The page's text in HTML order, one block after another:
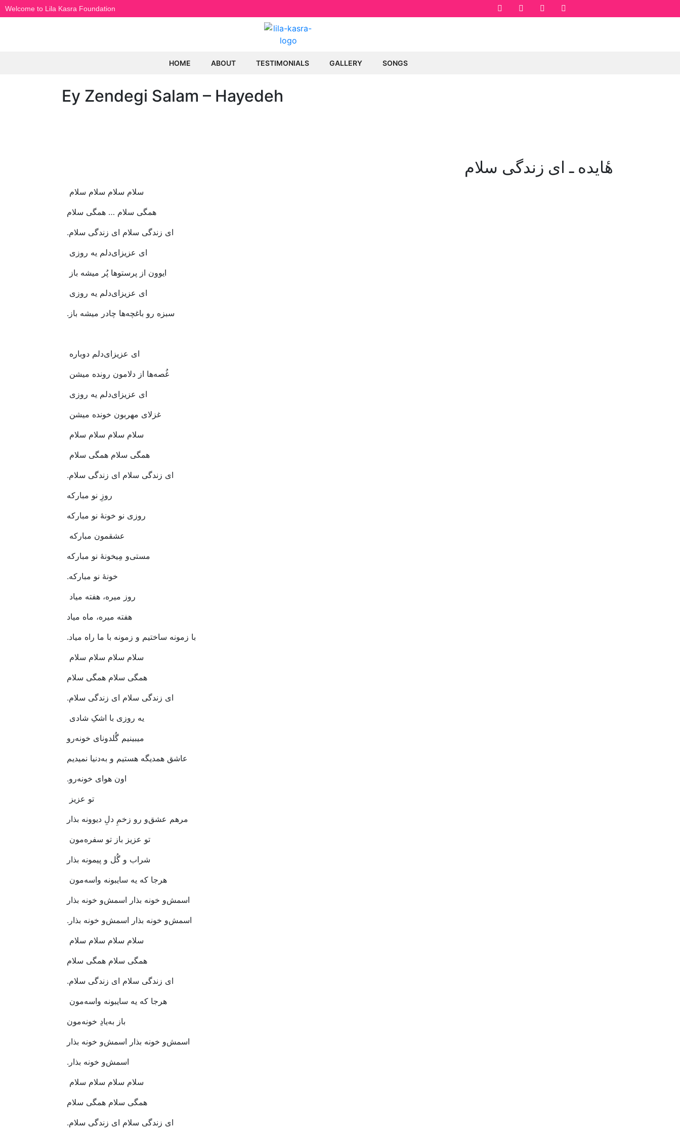
Welcome to Lila Kasra Foundation
HOME ABOUT TESTIMONIALS GALLERY SONGS
Ey Zendegi Salam – Hayedeh
هٔایده ـ ای زندگی سلام
سلام‭ ‬سلام‭ ‬سلام‭ ‬سلام‭ ‬
همگی‭ ‬سلام‭ … ‬همگی‭ ‬سلام
ای‭ ‬زندگی‭ ‬سلام‭ ‬ای‭ ‬زندگی‭ ‬سلام‭.‬
ای‭ ‬عزیزای‌دلم‭ ‬یه‭ ‬روزی‭ ‬
ایوون‭ ‬از‭ ‬پرستوها‭ ‬پُر‭ ‬میشه‭ ‬باز‭ ‬
ای‭ ‬عزیزای‌دلم‭ ‬یه‭ ‬روزی‭ ‬
سبزه‭ ‬رو‭ ‬باغچه‌ها‭ ‬چادر‭ ‬میشه‭ ‬باز‭.‬
ای‭ ‬عزیزای‌دلم‭ ‬دوباره‭ ‬
غُصه‌ها‭ ‬از‭ ‬دلا‌مون‭ ‬رونده‭ ‬میشن‭ ‬
ای‭ ‬عزیزای‌دلم‭ ‬یه‭ ‬روزی‭ ‬
غزلای‭ ‬مهربون‭ ‬خونده‭ ‬میشن‭ ‬
سلام‭ ‬سلام‭ ‬سلام‭ ‬سلام‭ ‬
همگی‭ ‬سلام‭ ‬همگی‭ ‬سلام‭ ‬
ای‭ ‬زندگی‭ ‬سلام‭ ‬ای‭ ‬زندگی‭ ‬سلام‭.‬
روزِ‭ ‬نو‭ ‬مبارکه
روزی‭ ‬نو‭ ‬خونۀ‭ ‬نو‭ ‬مبارکه
عشقمون‭ ‬مبارکه‭ ‬
مستی‌و‭ ‬مِیخونۀ‭ ‬نو‭ ‬مبارکه
خونۀ‭ ‬نو‭ ‬مبارکه‭.‬
روز‭ ‬میره،‭ ‬هفته‭ ‬میاد‭ ‬
هفته‭ ‬میره،‭ ‬ماه‭ ‬میاد
با‭ ‬زمونه‭ ‬ساختیم‭ ‬و‭ ‬زمونه‭ ‬با‭ ‬ما‭ ‬راه‭ ‬میاد‭.‬
سلام‭ ‬سلام‭ ‬سلام‭ ‬سلام‭ ‬
همگی‭ ‬سلام‭ ‬همگی‭ ‬سلام
ای‭ ‬زندگی‭ ‬سلام‭ ‬ای‭ ‬زندگی‭ ‬سلام‭.‬
یه‭ ‬روزی‭ ‬با‭ ‬اشکِ‭ ‬شادی‭ ‬
میبینیم‭ ‬گُلدونای‭ ‬خونه‌رو
عاشق‭ ‬همدیگه‭ ‬هستیم‭ ‬و‭ ‬به‌دنیا‭ ‬نمیدیم
اون‭ ‬هوای‭ ‬خونه‌رو‭.‬
تو‭ ‬عزیز‭ ‬
مرهم‭ ‬عشق‌و‭ ‬رو‭ ‬زخمِ‭ ‬دلِ‭ ‬دیوونه‭ ‬بذار
تو‭ ‬عزیز‭ ‬باز‭ ‬تو‭ ‬سفره‌مون‭ ‬
شراب‭ ‬و‭ ‬گُل‭ ‬و‭ ‬پیمونه‭ ‬بذار
هرجا‭ ‬که‭ ‬یه‭ ‬سایبونه‭ ‬واسه‌مون‭ ‬
اسمش‌و‭ ‬خونه‭ ‬بذار‭ ‬اسمش‌و‭ ‬خونه‭ ‬بذار
اسمش‌و‭ ‬خونه‭ ‬بذار‭ ‬اسمش‌و‭ ‬خونه‭ ‬بذار‭.‬
سلام‭ ‬سلام‭ ‬سلام‭ ‬سلام‭ ‬
همگی‭ ‬سلام‭ ‬همگی‭ ‬سلام
ای‭ ‬زندگی‭ ‬سلام‭ ‬ای‭ ‬زندگی‭ ‬سلام‭.‬
هرجا‭ ‬که‭ ‬یه‭ ‬سایبونه‭ ‬واسه‌مون‭ ‬
باز‭ ‬به‌یادِ‭ ‬خونه‌مون
اسمش‌و‭ ‬خونه‭ ‬بذار‭ ‬اسمش‌و‭ ‬خونه‭ ‬بذار
اسمش‌و‭ ‬خونه‭ ‬بذار‭.‬
سلام‭ ‬سلام‭ ‬سلام‭ ‬سلام‭ ‬
همگی‭ ‬سلام‭ ‬همگی‭ ‬سلام
ای‭ ‬زندگی‭ ‬سلام‭ ‬ای‭ ‬زندگی‭ ‬سلام‭.‬